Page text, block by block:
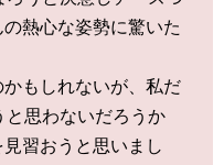
熱心な姿勢に驚いた
もしれないが、私だ
と思わないだろうか
習おうと思いまし